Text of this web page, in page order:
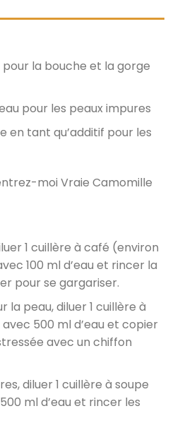
la bouche et la gorge
pour les peaux impures‎
en tant qu’additif pour les
moi Vraie Camomille‎
1 cuillère à café (environ
100 ml d’eau et rincer la
pour se gargariser.‎
la peau, diluer 1 cuillère à
500 ml d’eau et copier
avec un chiffon
diluer 1 cuillère à soupe
ml d’eau et rincer les